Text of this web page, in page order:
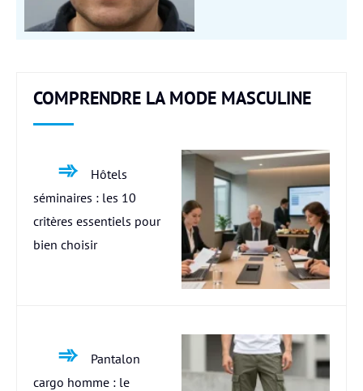
COMPRENDRE LA MODE MASCULINE
Hôtels
séminaires : les 10
critères essentiels pour
bien choisir
Pantalon
cargo homme : le